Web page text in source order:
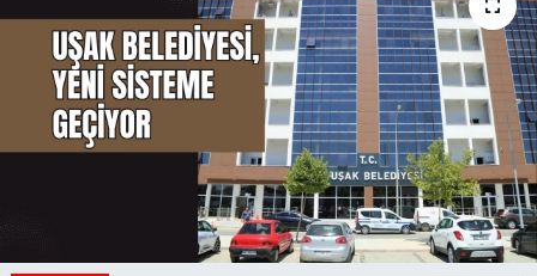
Spor
Uşak Haberleri